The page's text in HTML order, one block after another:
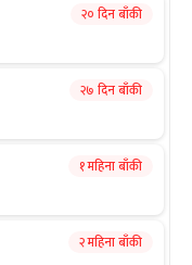
२० दिन बाँकी
२७ दिन बाँकी
१ महिना बाँकी
२ महिना बाँकी